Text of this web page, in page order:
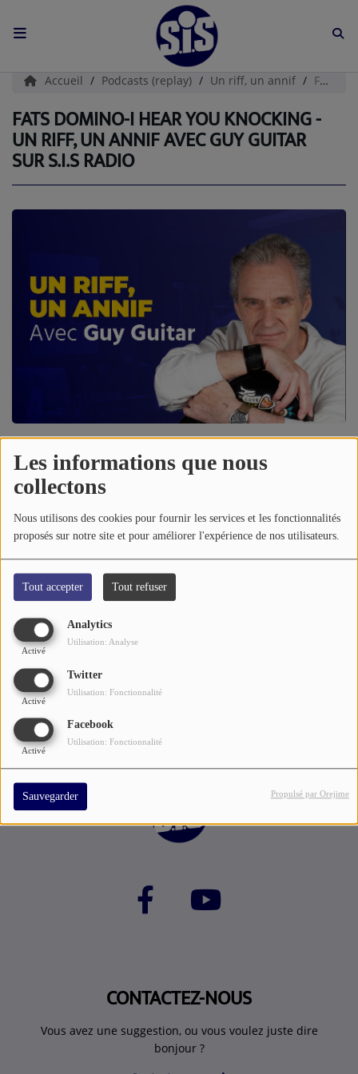
Les informations que nous
collectons
Nous utilisons des cookies pour fournir les services et les fonctionnalités
proposés sur notre site et pour améliorer l'expérience de nos utilisateurs.
Tout accepter Tout refuser
Analytics
Activé
Utilisation: Analyse
Twitter
Activé
Utilisation: Fonctionnalité
Facebook
Activé
Utilisation: Fonctionnalité
Sauvegarder Propulsé par Orejime
ACCUEIL
L'HISTOIRE DE S.I.S
BOUTIQUE
Contact
CONTACTEZ-NOUS
Accueil Podcasts (replay) Un riff, un annif FATS DOMINO-I Hear You Knocking - Un riff, un annif avec Guy Guitar sur S.I.S radio
FATS DOMINO-I HEAR YOU KNOCKING -
UN RIFF, UN ANNIF AVEC GUY GUITAR
SUR S.I.S RADIO
12 mars 2022 - 03:00 2291 vues
FATS DOMINO-I Hear
You Knocking
CONTACTEZ-NOUS
Vous avez une suggestion, ou vous voulez juste dire
bonjour ?